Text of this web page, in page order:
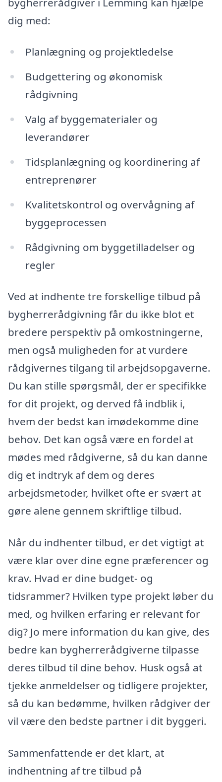
dig med:
Planlægning og projektledelse
Budgettering og økonomisk
rådgivning
Valg af byggematerialer og
leverandører
Tidsplanlægning og koordinering af
entreprenører
Kvalitetskontrol og overvågning af
byggeprocessen
Rådgivning om byggetilladelser og
regler
Ved at indhente tre forskellige tilbud på
bygherrerådgivning får du ikke blot et
bredere perspektiv på omkostningerne,
men også muligheden for at vurdere
rådgivernes tilgang til arbejdsopgaverne.
Du kan stille spørgsmål, der er specifikke
for dit projekt, og derved få indblik i,
hvem der bedst kan imødekomme dine
behov. Det kan også være en fordel at
mødes med rådgiverne, så du kan danne
dig et indtryk af dem og deres
arbejdsmetoder, hvilket ofte er svært at
gøre alene gennem skriftlige tilbud.
Når du indhenter tilbud, er det vigtigt at
være klar over dine egne præferencer og
krav. Hvad er dine budget- og
tidsrammer? Hvilken type projekt løber du
med, og hvilken erfaring er relevant for
dig? Jo mere information du kan give, des
bedre kan bygherrerådgiverne tilpasse
deres tilbud til dine behov. Husk også at
tjekke anmeldelser og tidligere projekter,
så du kan bedømme, hvilken rådgiver der
vil være den bedste partner i dit byggeri.
Sammenfattende er det klart, at
indhentning af tre tilbud på